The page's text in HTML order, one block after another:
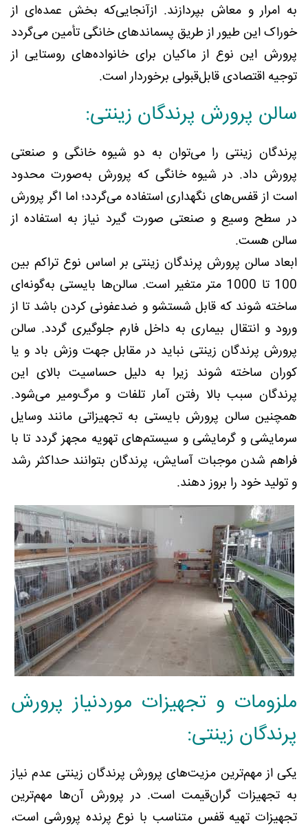
به امرار و معاش بپردازند. ازآنجایی‌که بخش عمده‌ای از
خوراک این طیور از طریق پسماندهای خانگی تأمین می‌گردد
پرورش این نوع از ماکیان برای خانواده‌های روستایی از
توجیه اقتصادی قابل‌قبولی برخوردار است.
سالن پرورش پرندگان زینتی:
پرندگان زینتی را می‌توان به دو شیوه خانگی و صنعتی
پرورش داد. در شیوه خانگی که پرورش به‌صورت محدود
است از قفس‌های نگهداری استفاده می‌گردد؛ اما اگر پرورش
در سطح وسیع و صنعتی صورت گیرد نیاز به استفاده از
سالن هست.
ابعاد سالن پرورش پرندگان زینتی بر اساس نوع تراکم بین
100 تا 1000 متر متغیر است. سالن‌ها بایستی به‌گونه‌ای
ساخته شوند که قابل شستشو و ضدعفونی کردن باشد تا از
ورود و انتقال بیماری به داخل فارم جلوگیری گردد. سالن
پرورش پرندگان زینتی نباید در مقابل جهت وزش باد و یا
کوران ساخته شوند زیرا به دلیل حساسیت بالای این
پرندگان سبب بالا رفتن آمار تلفات و مرگ‌ومیر می‌شود.
همچنین سالن پرورش بایستی به تجهیزاتی مانند وسایل
سرمایشی و گرمایشی و سیستم‌های تهویه مجهز گردد تا با
فراهم شدن موجبات آسایش، پرندگان بتوانند حداکثر رشد
و تولید خود را بروز دهند.
ملزومات و تجهیزات موردنیاز پرورش
پرندگان زینتی:
یکی از مهم‌ترین مزیت‌های پرورش پرندگان زینتی عدم نیاز
به تجهیزات گران‌قیمت است. در پرورش آن‌ها مهم‌ترین
تجهیزات تهیه قفس متناسب با نوع پرنده پرورشی است،